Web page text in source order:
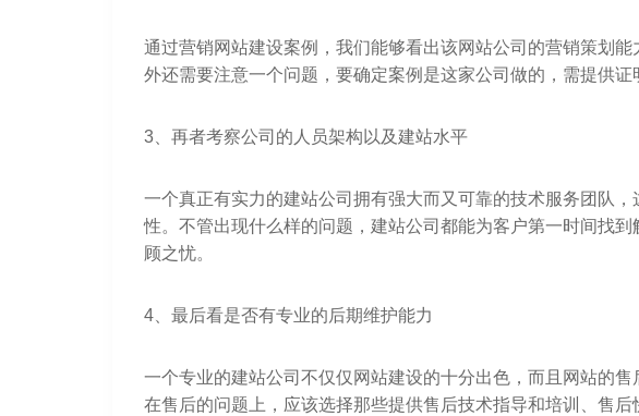
通过营销网站建设案例，我们能够看出该网站公司的营销策划
外还需要注意一个问题，要确定案例是这家公司做的，需提供证
3、再者考察公司的人员架构以及建站水平
一个真正有实力的建站公司拥有强大而又可靠的技术服务团队
性。不管出现什么样的问题，建站公司都能为客户第一时间找
顾之忧。
4、最后看是否有专业的后期维护能力
一个专业的建站公司不仅仅网站建设的十分出色，而且网站的
在售后的问题上，应该选择那些提供售后技术指导和培训、售